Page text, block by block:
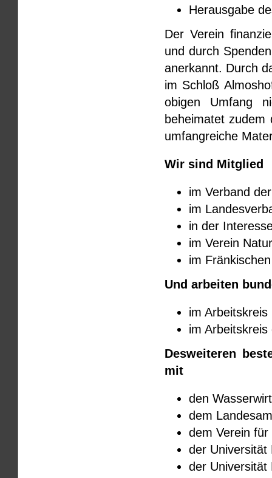
Herausgabe
Der Verein
und durch
anerkannt. Durch
im Schloß
obigen Umfang
beheimatet zudem
umfangreiche
Wir sind Mitglied
im Verband
im
in der
im Verein
im
Und arbeiten
im
im
Desweiteren
mit
den
dem
dem Verein
der Universität
der Universität